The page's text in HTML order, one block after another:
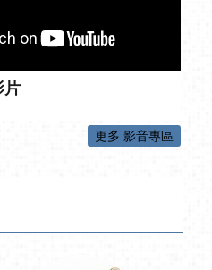
片
更多 影音專區